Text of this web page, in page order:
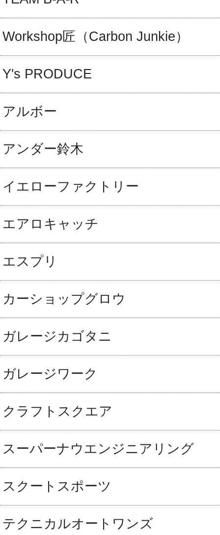
Workshop匠（Carbon Junkie）
Y's PRODUCE
アルボー
アンダー鈴木
イエローファクトリー
エアロキャッチ
エスプリ
カーショップグロウ
ガレージカゴタニ
ガレージワーク
クラフトスクエア
スーパーナウエンジニアリング
スクートスポーツ
テクニカルオートワンズ